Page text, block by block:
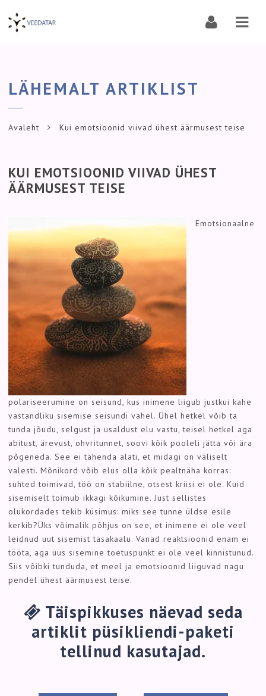
LÄHEMALT ARTIKLIST
Avaleht Kui emotsioonid viivad ühest äärmusest teise
KUI EMOTSIOONID VIIVAD ÜHEST
ÄÄRMUSEST TEISE
Emotsionaalne
polariseerumine on seisund, kus inimene liigub justkui kahe
vastandliku sisemise seisundi vahel. Ühel hetkel võib ta
tunda jõudu, selgust ja usaldust elu vastu, teisel hetkel aga
abitust, ärevust, ohvritunnet, soovi kõik pooleli jätta või ära
põgeneda. See ei tähenda alati, et midagi on väliselt
valesti. Mõnikord võib elus olla kõik pealtnäha korras:
suhted toimivad, töö on stabiilne, otsest kriisi ei ole. Kuid
sisemiselt toimub ikkagi kõikumine. Just sellistes
olukordades tekib küsimus: miks see tunne üldse esile
kerkib?Üks võimalik põhjus on see, et inimene ei ole veel
leidnud uut sisemist tasakaalu. Vanad reaktsioonid enam ei
tööta, aga uus sisemine toetuspunkt ei ole veel kinnistunud.
Siis võibki tunduda, et meel ja emotsioonid liiguvad nagu
pendel ühest äärmusest teise.
Täispikkuses näevad seda
artiklit püsikliendi-paketi
tellinud kasutajad.